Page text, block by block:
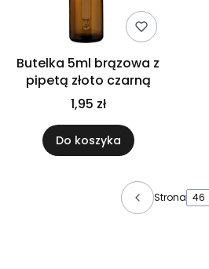
Butelka 5ml brązowa z
pipetą złoto czarną
1,95 zł
Do koszyka
Strona